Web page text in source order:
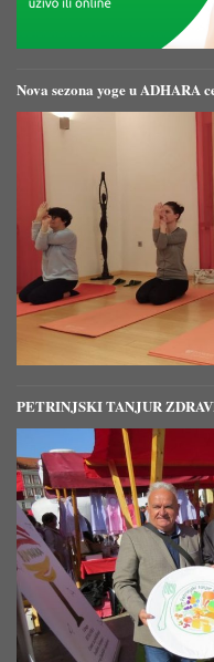
Nova sezona yoge u ADHARA
PETRINJSKI TANJUR